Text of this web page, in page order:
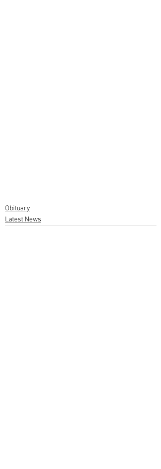
Obituary
Latest News